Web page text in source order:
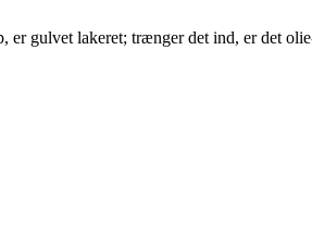
gulvet lakeret; trænger det ind, er det